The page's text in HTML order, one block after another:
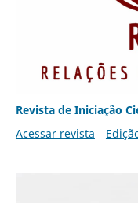
Revista de Iniciação
Acessar revista